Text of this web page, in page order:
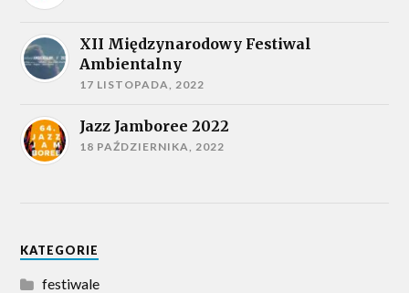
XII Międzynarodowy Festiwal
Ambientalny
17 LISTOPADA, 2022
Jazz Jamboree 2022
18 PAŹDZIERNIKA, 2022
KATEGORIE
festiwale